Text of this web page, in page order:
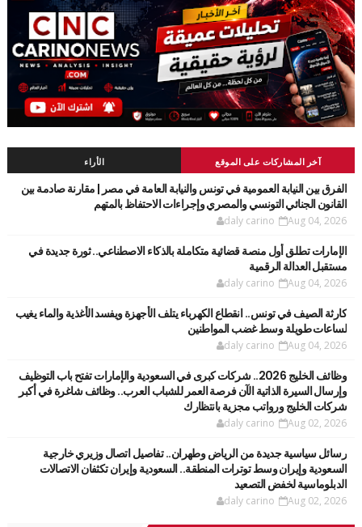
آخر المشاركات على الموقع الأراء
الفرق بين النيابة العمومية في تونس والنيابة العامة في مصر | مقارنة صادمة بين
القانون الجنائي التونسي والمصري وإجراءات الاحتفاظ بالمتهم
daly carino Aug 04, 2026
الإمارات تطلق أول منصة قضائية متكاملة بالذكاء الاصطناعي.. ثورة جديدة في
مستقبل العدالة الرقمية
daly carino Aug 04, 2026
كارثة الصيف في تونس.. انقطاع الكهرباء يتلف الأجهزة ويفسد الأغذية والماء يغيب
لساعات طويلة وسط غضب المواطنين
daly carino Aug 04, 2026
وظائف الخليج 2026.. شركات كبرى في السعودية والإمارات تفتح باب التوظيف
وإرسال السيرة الذاتية الآن فرصة العمر للشباب العرب.. وظائف شاغرة في أكبر
شركات الخليج ورواتب مجزية بانتظارك
daly carino Aug 02, 2026
رسائل سياسية جديدة من الرياض وطهران.. تفاصيل اتصال وزيري خارجية
السعودية وإيران وسط توترات المنطقة.. السعودية وإيران تكثفان الاتصالات
الدبلوماسية لخفض التصعيد
daly carino Aug 02, 2026